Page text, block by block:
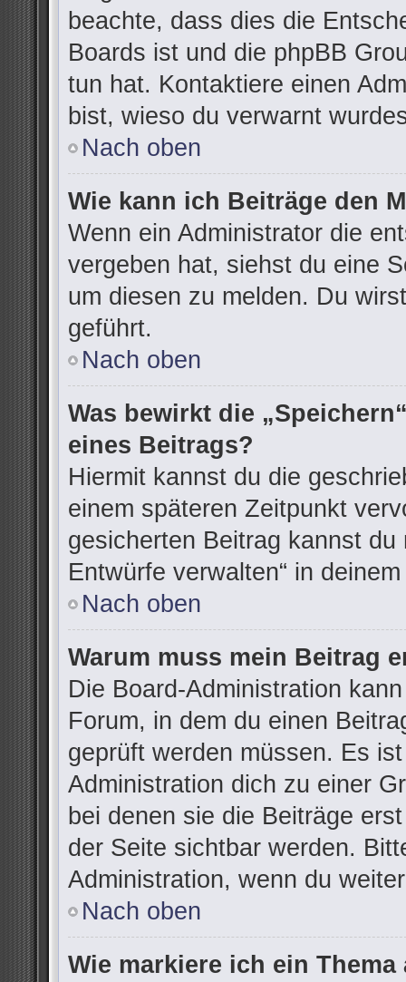
beachte, dass dies die
Boards ist und die phpBB
tun hat. Kontaktiere einen
bist, wieso du verwarnt
Nach oben
Wie kann ich Beiträge den
Wenn ein Administrator die
vergeben hat, siehst du eine
um diesen zu melden. Du
geführt.
Nach oben
Was bewirkt die
eines Beitrags?
Hiermit kannst du die
einem späteren Zeitpunkt
gesicherten Beitrag kannst
Entwürfe verwalten“ in
Nach oben
Warum muss mein Beitrag
Die Board-Administration
Forum, in dem du einen
geprüft werden müssen. Es
Administration dich zu einer
bei denen sie die Beiträge
der Seite sichtbar werden.
Administration, wenn du
Nach oben
Wie markiere ich ein Thema